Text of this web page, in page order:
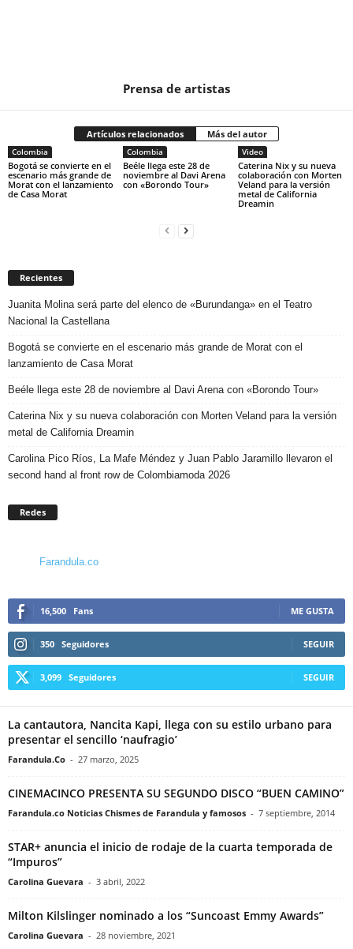
Prensa de artistas
Artículos relacionados Más del autor
Colombia
Bogotá se convierte en el
escenario más grande de
Morat con el lanzamiento
de Casa Morat
Colombia
Beéle llega este 28 de
noviembre al Davi Arena
con «Borondo Tour»
Video
Caterina Nix y su nueva
colaboración con Morten
Veland para la versión
metal de California
Dreamin
Recientes
Juanita Molina será parte del elenco de «Burundanga» en el Teatro
Nacional la Castellana
Bogotá se convierte en el escenario más grande de Morat con el
lanzamiento de Casa Morat
Beéle llega este 28 de noviembre al Davi Arena con «Borondo Tour»
Caterina Nix y su nueva colaboración con Morten Veland para la versión
metal de California Dreamin
Carolina Pico Ríos, La Mafe Méndez y Juan Pablo Jaramillo llevaron el
second hand al front row de Colombiamoda 2026
Redes
Farandula.co
16,500 Fans ME GUSTA
350 Seguidores SEGUIR
3,099 Seguidores SEGUIR
La cantautora, Nancita Kapi, llega con su estilo urbano para
presentar el sencillo ‘naufragio’
Farandula.Co - 27 marzo, 2025
CINEMACINCO PRESENTA SU SEGUNDO DISCO “BUEN CAMINO”
Farandula.co Noticias Chismes de Farandula y famosos - 7 septiembre, 2014
STAR+ anuncia el inicio de rodaje de la cuarta temporada de
“Impuros”
Carolina Guevara - 3 abril, 2022
Milton Kilslinger nominado a los “Suncoast Emmy Awards”
Carolina Guevara - 28 noviembre, 2021